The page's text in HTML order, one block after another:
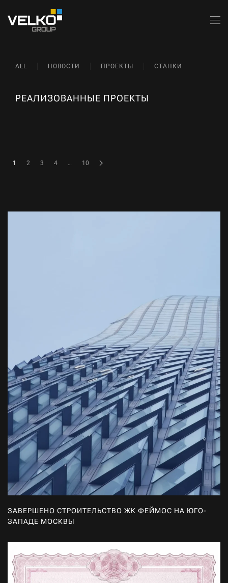
Skip to main content
ALL НОВОСТИ ПРОЕКТЫ СТАНКИ
РЕАЛИЗОВАННЫЕ ПРОЕКТЫ
1 2 3 4 … 10
ЗАВЕРШЕНО СТРОИТЕЛЬСТВО ЖК ФЕЙМОС НА ЮГО-
ЗАПАДЕ МОСКВЫ